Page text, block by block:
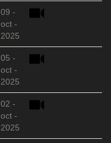
09 -
oct -
2025
05 -
oct -
2025
02 -
oct -
2025